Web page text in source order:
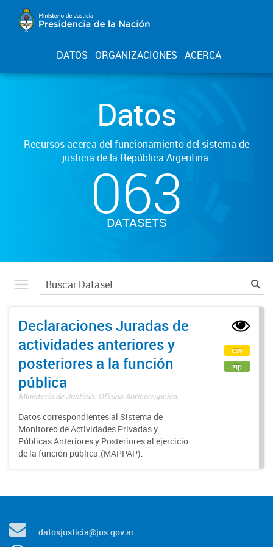
DATOS ORGANIZACIONES ACERCA
Datos
Recursos acerca del funcionamiento del sistema de
justicia de la República Argentina.
063
DATASETS
Declaraciones Juradas de
actividades anteriores y
posteriores a la función
pública
Ministerio de Justicia. Oficina Anticorrupción.
Datos correspondientes al Sistema de
Monitoreo de Actividades Privadas y
Públicas Anteriores y Posteriores al ejercicio
de la función pública.(MAPPAP).
csv
zip
datosjusticia@jus.gov.ar